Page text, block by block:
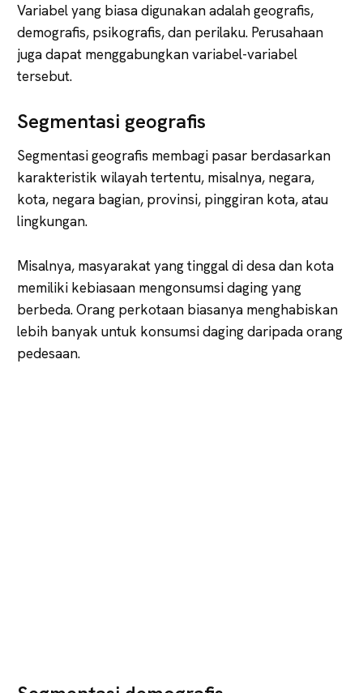
Variabel yang biasa digunakan adalah geografis,
demografis, psikografis, dan perilaku. Perusahaan
juga dapat menggabungkan variabel-variabel
tersebut.
Segmentasi geografis
Segmentasi geografis membagi pasar berdasarkan
karakteristik wilayah tertentu, misalnya, negara,
kota, negara bagian, provinsi, pinggiran kota, atau
lingkungan.
Misalnya, masyarakat yang tinggal di desa dan kota
memiliki kebiasaan mengonsumsi daging yang
berbeda. Orang perkotaan biasanya menghabiskan
lebih banyak untuk konsumsi daging daripada orang
pedesaan.